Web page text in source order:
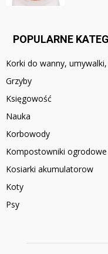
POPULARNE
Korki do wanny,
Grzyby
Księgowość
Nauka
Korbowody
Kompostowniki
Kosiarki akumulatorow
Koty
Psy